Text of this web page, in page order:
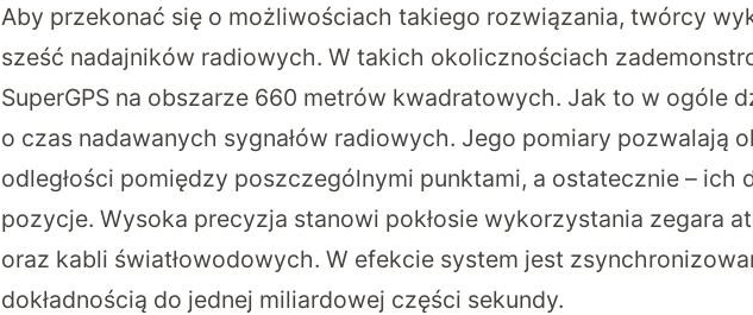
Aby przekonać się o możliwościach takiego rozwiązania, twórcy
sześć nadajników radiowych. W takich okolicznościach
SuperGPS na obszarze 660 metrów kwadratowych. Jak to w ogóle
o czas nadawanych sygnałów radiowych. Jego pomiary pozwalają
odległości pomiędzy poszczególnymi punktami, a ostatecznie – ich
pozycje. Wysoka precyzja stanowi pokłosie wykorzystania zegara
oraz kabli światłowodowych. W efekcie system jest
dokładnością do jednej miliardowej części sekundy.